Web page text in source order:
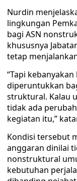
Nurdin
lingkungan
bagi ASN
khususnya
tetap
“Tapi
diperuntukkan
struktural. Kalau
tidak ada
kegiatan itu,”
Kondisi tersebut
anggaran dinilai
nonstruktural
kebutuhan